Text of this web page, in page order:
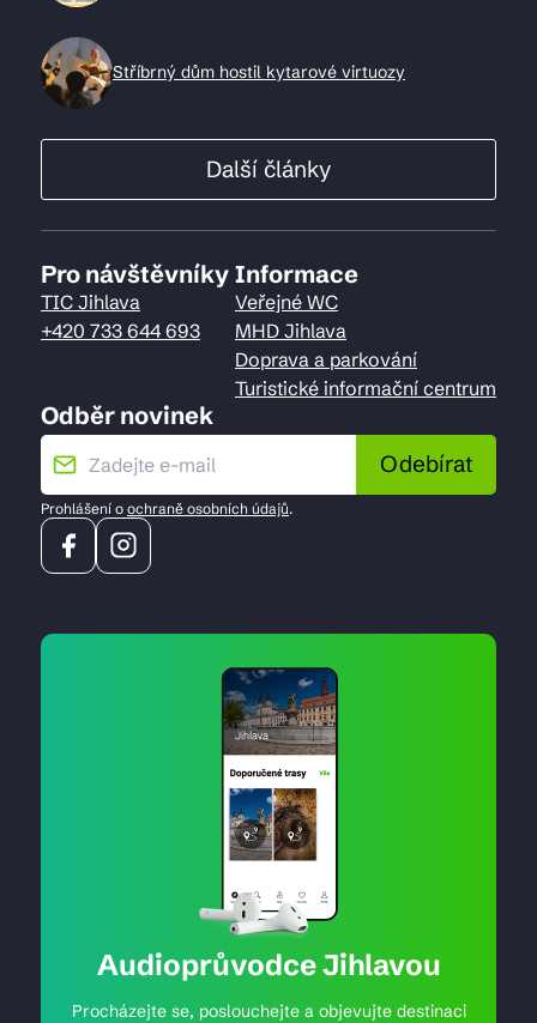
Stříbrný dům hostil kytarové virtuozy
Další články
Pro návštěvníky
TIC Jihlava
+420 733 644 693
Informace
Veřejné WC
MHD Jihlava
Doprava a parkování
Turistické informační centrum
Odběr novinek
Odebírat
Prohlášení o ochraně osobních údajů.
Audioprůvodce Jihlavou
Procházejte se, poslouchejte a objevujte destinaci